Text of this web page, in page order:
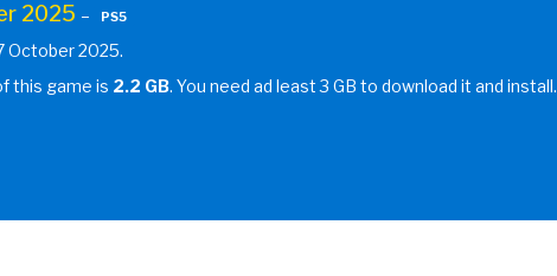
2025 – PS5
October 2025.
this game is 2.2 GB. You need ad least 3 GB to download it and install.